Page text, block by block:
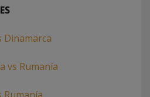
Dinamarca
vs Rumanía
Rumanía